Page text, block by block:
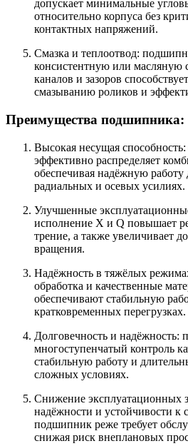
допускает минимальные
относительно корпуса без
контактных напряжений.
Смазка и теплоотвод:
консистентную или масляную
каналов и зазоров
смазыванию роликов и
Преимущества подшипника:
Высокая несущая
эффективно распределяет
обеспечивая надёжную
радиальных и осевых усилиях.
Улучшенные
исполнение X и Q повышает
трение, а также увеличивает
вращения.
Надёжность в тяжёлых
обработка и качественные
обеспечивают стабильную
кратковременных перегрузках.
Долговечность и надёжность:
многоступенчатый контроль
стабильную работу и
сложных условиях.
Снижение эксплуатационных
надёжности и устойчивости
подшипник реже требует
снижая риск внеплановых